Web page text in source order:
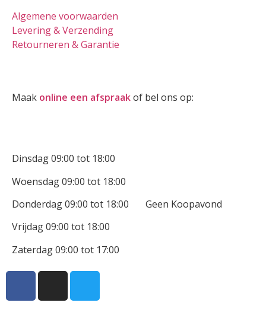
Algemene voorwaarden
Levering & Verzending
Retourneren & Garantie
Maak online een afspraakof bel ons op:
Dinsdag 09:00 tot 18:00
Woensdag 09:00 tot 18:00
Donderdag 09:00 tot 18:00 Geen Koopavond
Vrijdag 09:00 tot 18:00
Zaterdag 09:00 tot 17:00